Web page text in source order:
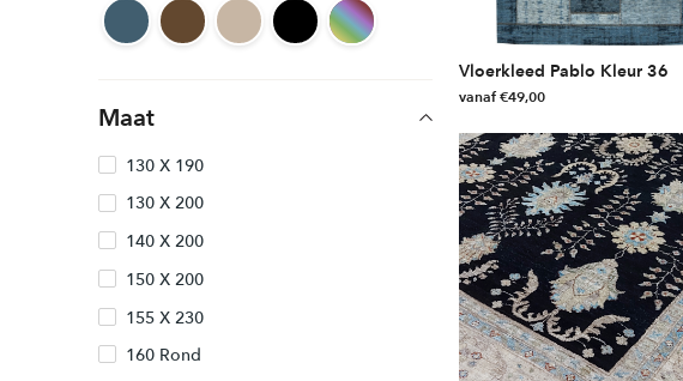
Maat
130 X 190
130 X 200
140 X 200
150 X 200
155 X 230
160 Rond
Vloerkleed Pablo Kleur 36
vanaf€49,00
product
heeft
meerdere
variaties.
Deze
optie
kan
gekozen
worden